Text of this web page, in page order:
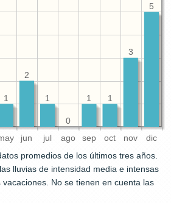
jun jul ago sep oct nov dic
5
3
1
1
0
1
2
1
promedios de los últimos tres años.
lluvias de intensidad media e intensas
No se tienen en cuenta las